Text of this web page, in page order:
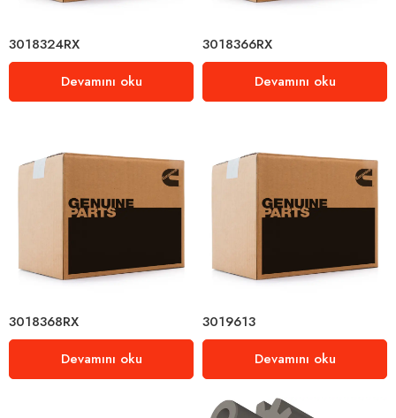
3018324RX
Devamını oku
3018366RX
Devamını oku
3018368RX
Devamını oku
3019613
Devamını oku